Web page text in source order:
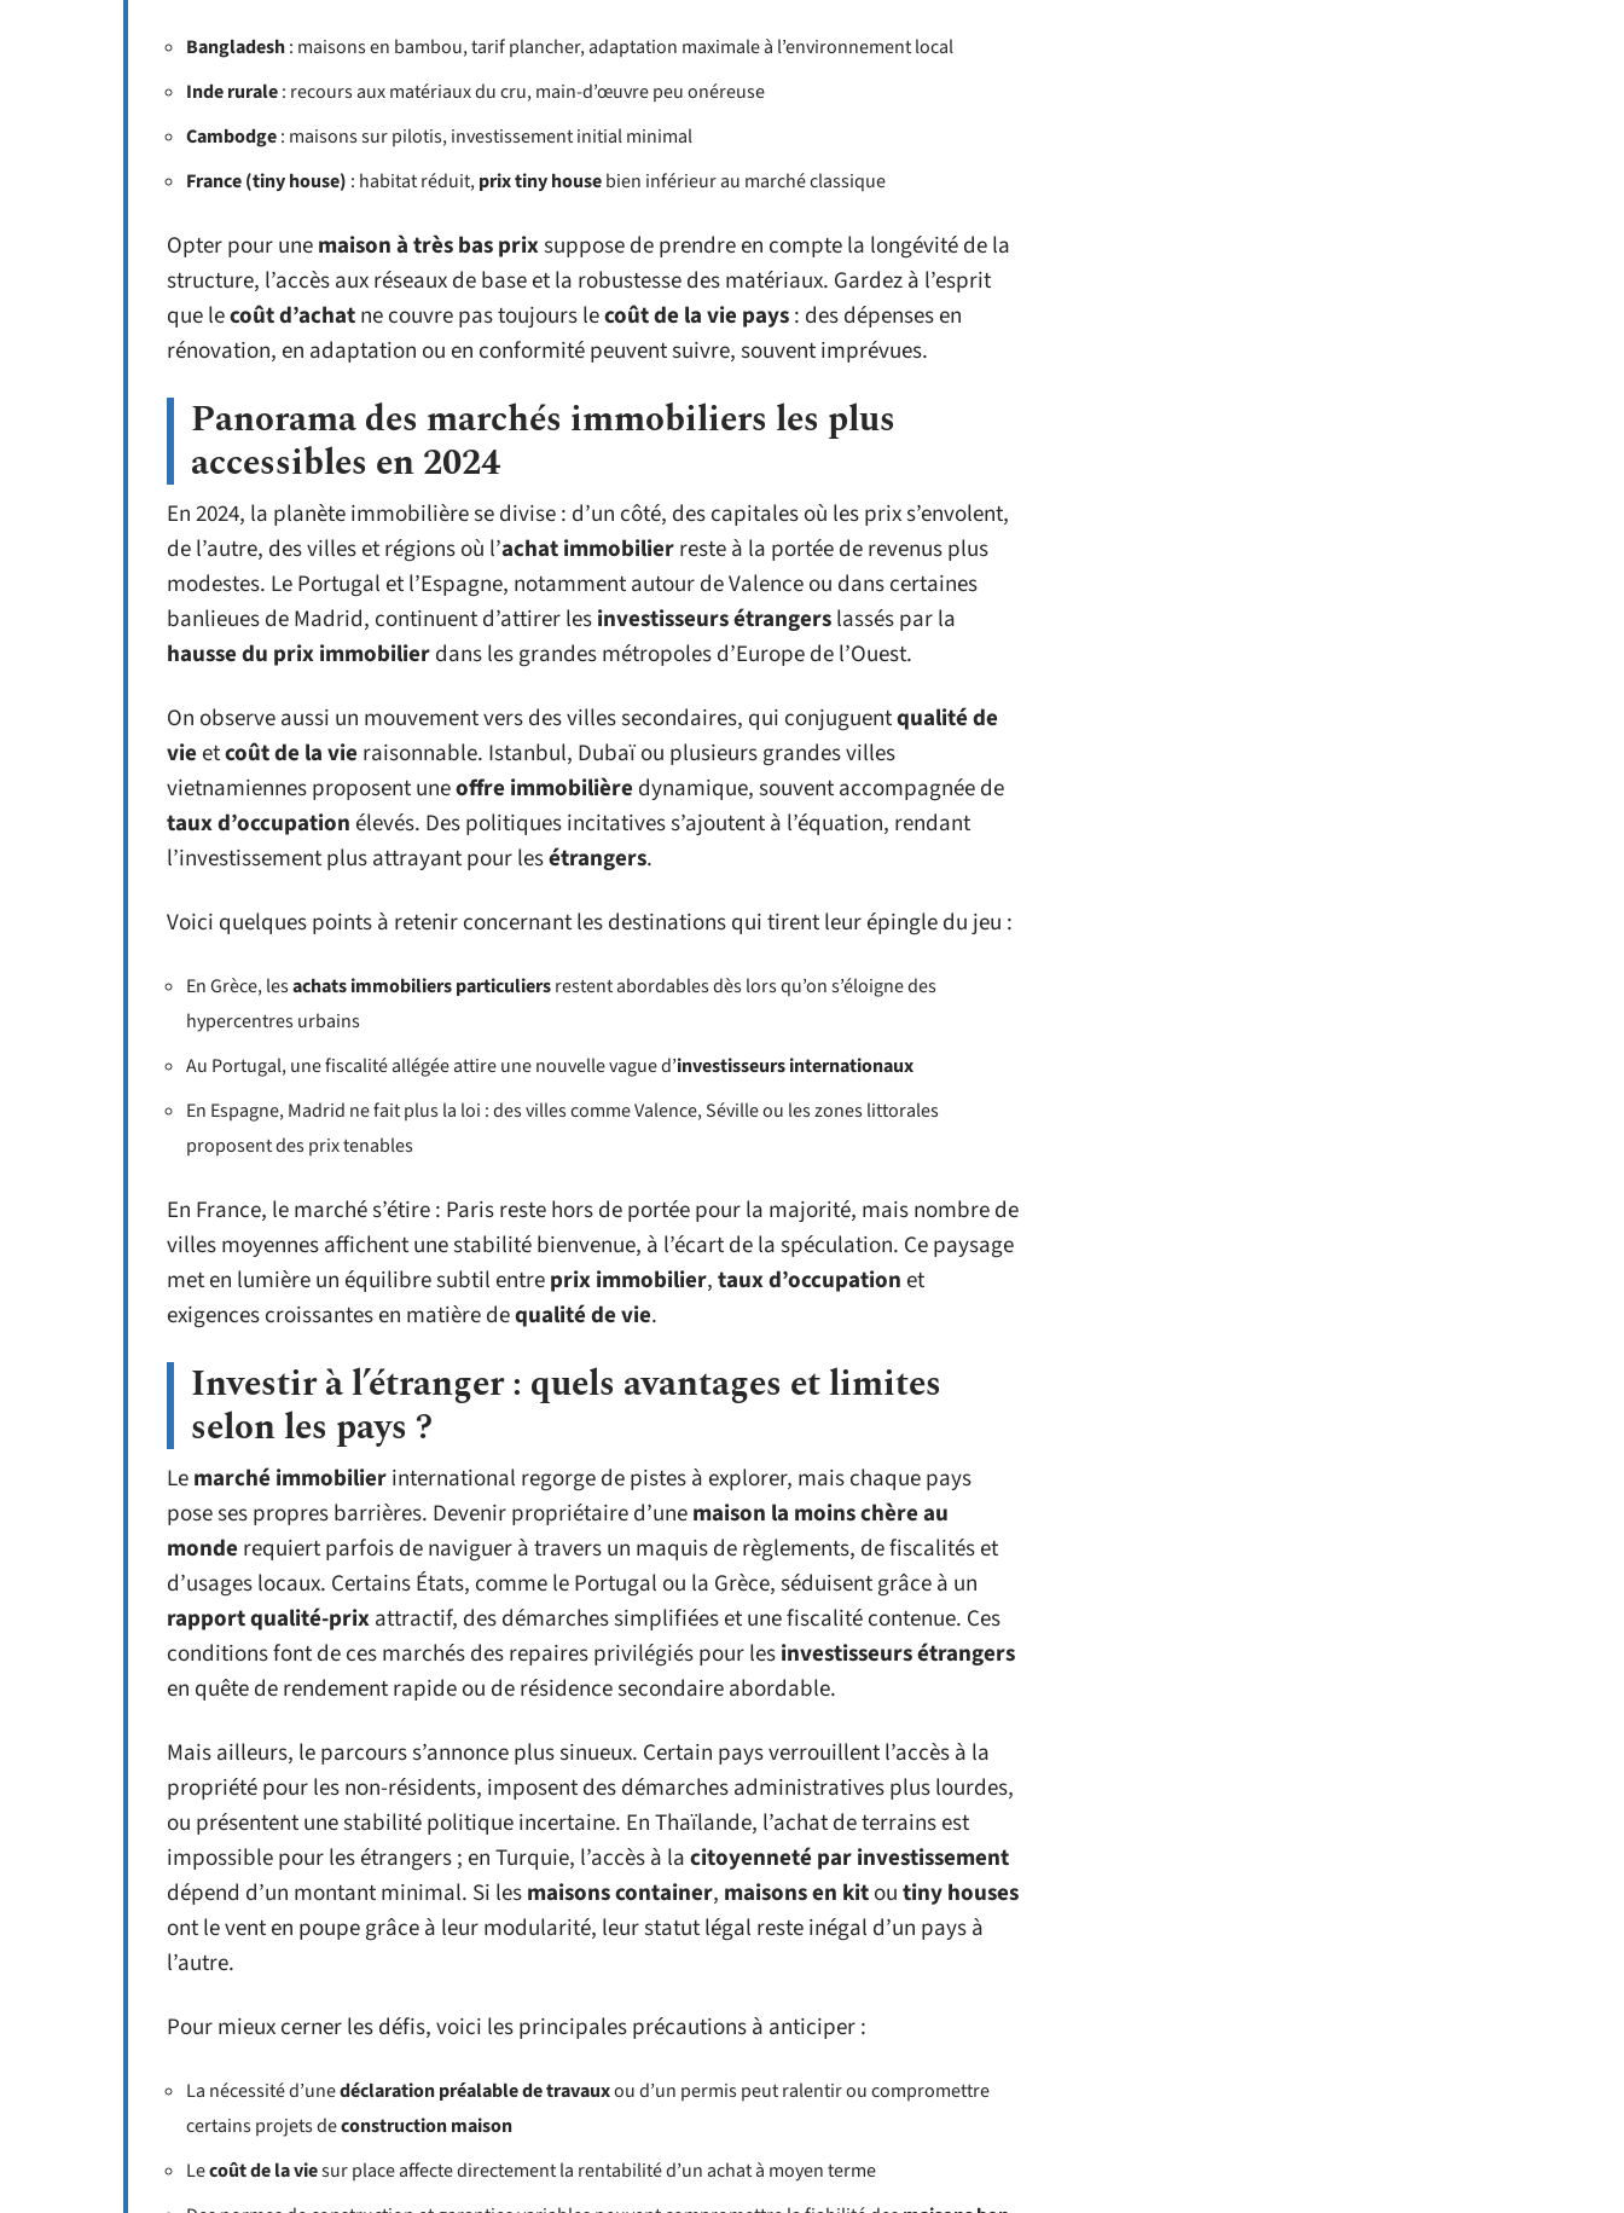
Bangladesh: maisons en bambou, tarif plancher, adaptation maximale à l’environnement local
Inde rurale: recours aux matériaux du cru, main-d’œuvre peu onéreuse
Cambodge: maisons sur pilotis, investissement initial minimal
France (tiny house) : habitat réduit,prix tiny housebien inférieur au marché classique
Opter pour unemaison à très bas prixsuppose de prendre en compte la longévité de la
structure, l’accès aux réseaux de base et la robustesse des matériaux. Gardez à l’esprit
que lecoût d’achatne couvre pas toujours lecoût de la vie pays: des dépenses en
rénovation, en adaptation ou en conformité peuvent suivre, souvent imprévues.
Panorama des marchés immobiliers les plus
accessibles en 2024
En 2024, la planète immobilière se divise : d’un côté, des capitales où les prix s’envolent,
de l’autre, des villes et régions où l’achat immobilierreste à la portée de revenus plus
modestes. Le Portugal et l’Espagne, notamment autour de Valence ou dans certaines
banlieues de Madrid, continuent d’attirer lesinvestisseurs étrangerslassés par la
hausse du prix immobilierdans les grandes métropoles d’Europe de l’Ouest.
On observe aussi un mouvement vers des villes secondaires, qui conjuguentqualité de
vieetcoût de la vie raisonnable. Istanbul, Dubaï ou plusieurs grandes villes
vietnamiennes proposent uneoffre immobilière dynamique, souvent accompagnée de
taux d’occupationélevés. Des politiques incitatives s’ajoutent à l’équation, rendant
l’investissement plus attrayant pour lesétrangers.
Voici quelques points à retenir concernant les destinations qui tirent leur épingle du jeu :
En Grèce, lesachats immobiliers particuliersrestent abordables dès lors qu’on s’éloigne des
hypercentres urbains
Au Portugal, une fiscalité allégée attire une nouvelle vague d’investisseurs internationaux
En Espagne, Madrid ne fait plus la loi : des villes comme Valence, Séville ou les zones littorales
proposent des prix tenables
En France, le marché s’étire : Paris reste hors de portée pour la majorité, mais nombre de
villes moyennes affichent une stabilité bienvenue, à l’écart de la spéculation. Ce paysage
met en lumière un équilibre subtil entreprix immobilier,taux d’occupationet
exigences croissantes en matière dequalité de vie.
Investir à l’étranger : quels avantages et limites
selon les pays ?
Lemarché immobilierinternational regorge de pistes à explorer, mais chaque pays
pose ses propres barrières. Devenir propriétaire d’unemaison la moins chère au
monde requiert parfois de naviguer à travers un maquis de règlements, de fiscalités et
d’usages locaux. Certains États, comme le Portugal ou la Grèce, séduisent grâce à un
rapport qualité-prixattractif, des démarches simplifiées et une fiscalité contenue. Ces
conditions font de ces marchés des repaires privilégiés pour lesinvestisseurs étrangers
en quête de rendement rapide ou de résidence secondaire abordable.
Mais ailleurs, le parcours s’annonce plus sinueux. Certain pays verrouillent l’accès à la
propriété pour les non-résidents, imposent des démarches administratives plus lourdes,
ou présentent une stabilité politique incertaine. En Thaïlande, l’achat de terrains est
impossible pour les étrangers ; en Turquie, l’accès à lacitoyenneté par investissement
dépend d’un montant minimal. Si lesmaisons container, maisons en kitoutiny houses
ont le vent en poupe grâce à leur modularité, leur statut légal reste inégal d’un pays à
l’autre.
Pour mieux cerner les défis, voici les principales précautions à anticiper :
La nécessité d’unedéclaration préalable de travauxou d’un permis peut ralentir ou compromettre
certains projets deconstruction maison
Lecoût de la viesur place affecte directement la rentabilité d’un achat à moyen terme